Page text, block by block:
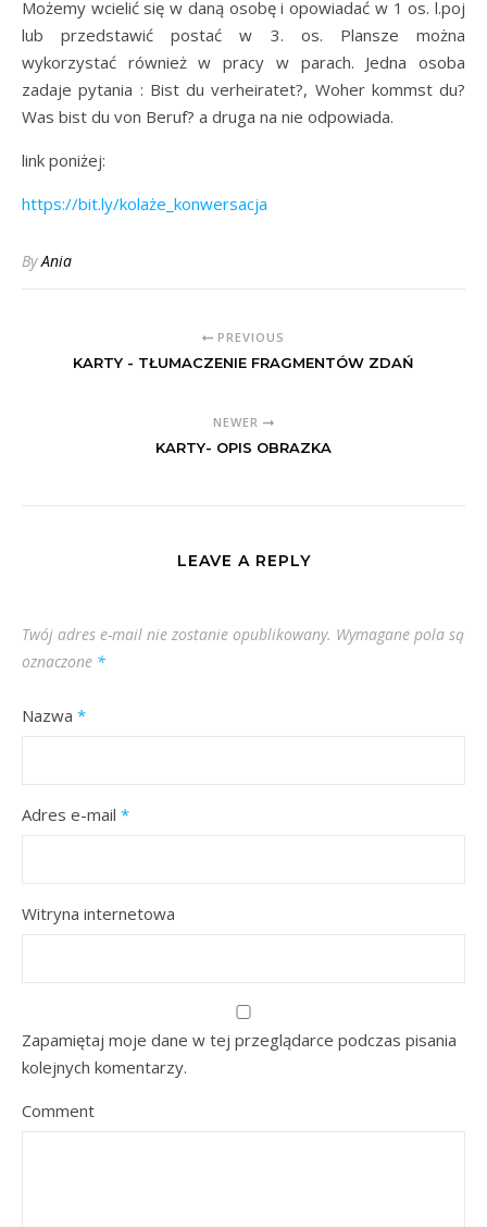
Możemy wcielić się w daną osobę i opowiadać w 1 os. l.poj
lub przedstawić postać w 3. os. Plansze można
wykorzystać również w pracy w parach. Jedna osoba
zadaje pytania : Bist du verheiratet?, Woher kommst du?
Was bist du von Beruf? a druga na nie odpowiada.
link poniżej:
https://bit.ly/kolaże_konwersacja
ByAnia
PREVIOUS
KARTY - TŁUMACZENIE FRAGMENTÓW ZDAŃ
NEWER
KARTY- OPIS OBRAZKA
LEAVE A REPLY
Twój adres e-mail nie zostanie opublikowany. Wymagane pola są
oznaczone *
Nazwa *
Adres e-mail *
Witryna internetowa
Zapamiętaj moje dane w tej przeglądarce podczas pisania
kolejnych komentarzy.
Comment